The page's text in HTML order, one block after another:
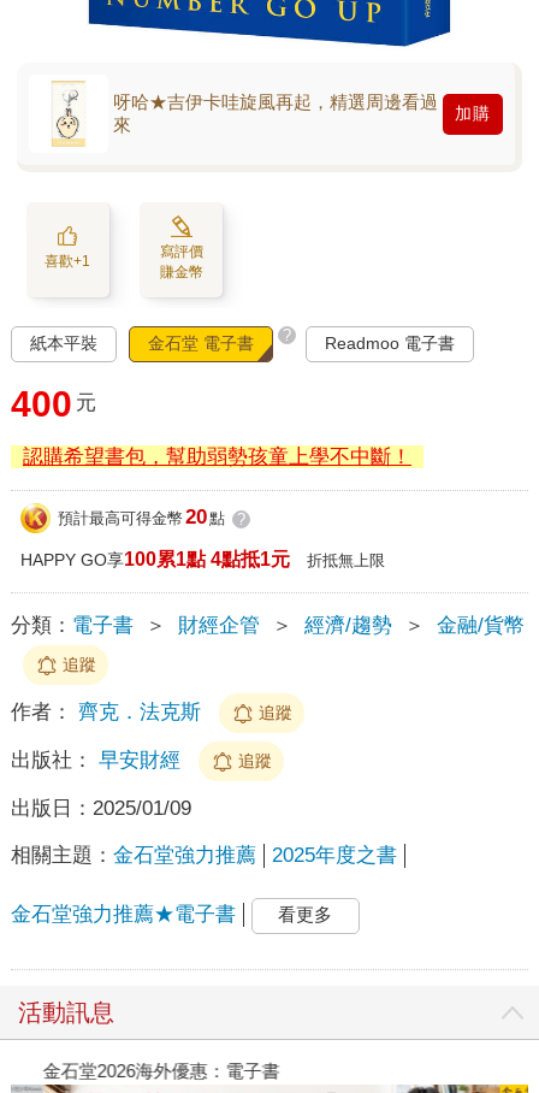
呀哈★吉伊卡哇旋風再起，精選周邊看過
來
加購
喜歡+1
寫評價
賺金幣
紙本平裝 金石堂 電子書 ? Readmoo 電子書
400 元
認購希望書包，幫助弱勢孩童上學不中斷！
預計最高可得金幣 20點 ?
HAPPY GO享100累1點 4點抵1元 折抵無上限
分類： 電子書 ＞ 財經企管 ＞ 經濟/趨勢 ＞ 金融/貨幣
追蹤
作者： 齊克．法克斯 追蹤
出版社： 早安財經 追蹤
出版日： 2025/01/09
相關主題： 金石堂強力推薦 2025年度之書
金石堂強力推薦★電子書 看更多
活動訊息
金石堂2026海外優惠：電子書